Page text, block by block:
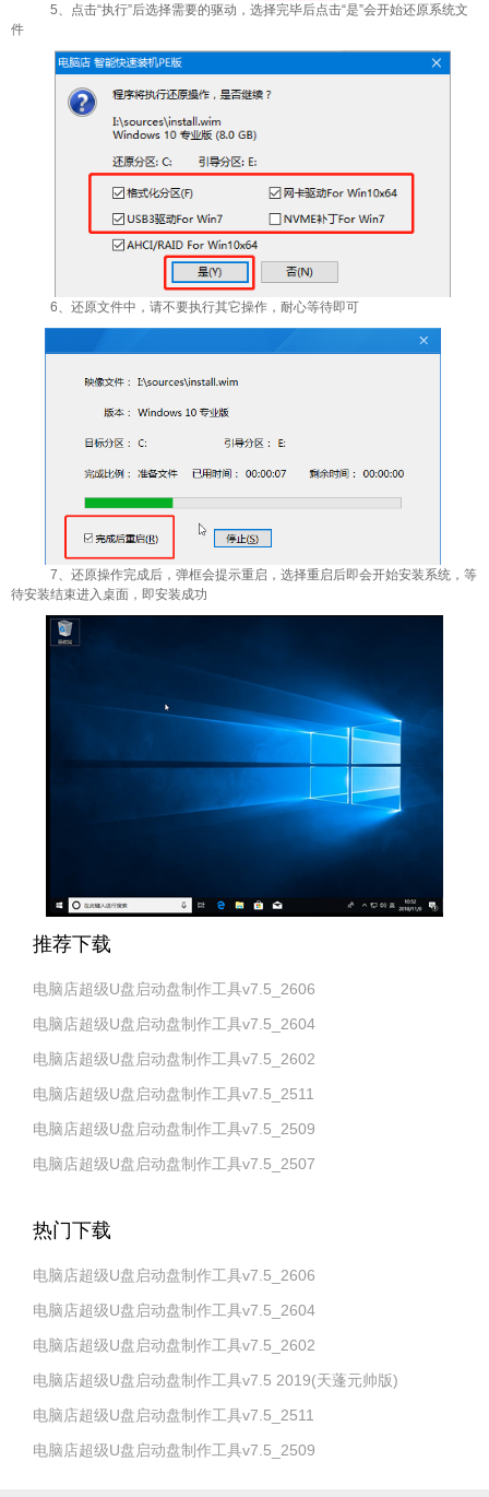
5、点击“执行”后选择需要的驱动，选择完毕后点击“是”会开始还原系统文
件
6、还原文件中，请不要执行其它操作，耐心等待即可
7、还原操作完成后，弹框会提示重启，选择重启后即会开始安装系统，等
待安装结束进入桌面，即安装成功
推荐下载
电脑店超级U盘启动盘制作工具v7.5_2606
电脑店超级U盘启动盘制作工具v7.5_2604
电脑店超级U盘启动盘制作工具v7.5_2602
电脑店超级U盘启动盘制作工具v7.5_2511
电脑店超级U盘启动盘制作工具v7.5_2509
电脑店超级U盘启动盘制作工具v7.5_2507
热门下载
电脑店超级U盘启动盘制作工具v7.5_2606
电脑店超级U盘启动盘制作工具v7.5_2604
电脑店超级U盘启动盘制作工具v7.5_2602
电脑店超级U盘启动盘制作工具v7.5 2019(天蓬元帅版)
电脑店超级U盘启动盘制作工具v7.5_2511
电脑店超级U盘启动盘制作工具v7.5_2509